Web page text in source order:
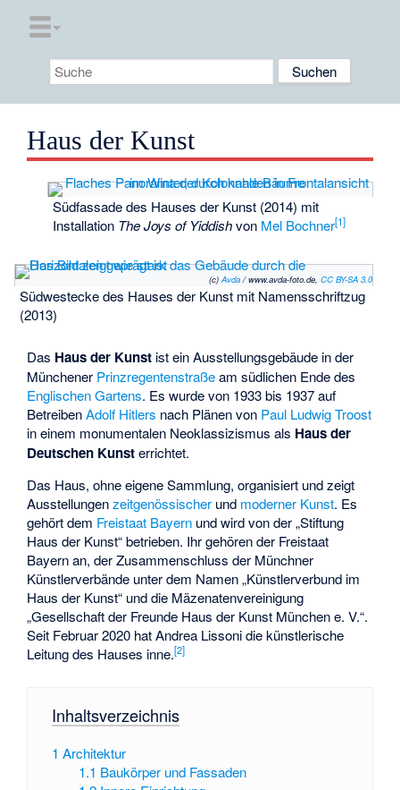
Haus der Kunst
Südfassade des Hauses der Kunst (2014) mit
Installation The Joys of Yiddishvon Mel Bochner[1]
(c)Avda/ www.avda-foto.de, CC BY-SA 3.0
Südwestecke des Hauses der Kunst mit Namensschriftzug
(2013)
Das Haus der Kunst ist ein Ausstellungsgebäude in der
Münchener Prinzregentenstraßeam südlichen Ende des
Englischen Gartens. Es wurde von 1933 bis 1937 auf
BetreibenAdolf Hitlers nach Plänen von Paul Ludwig Troost
in einem monumentalen Neoklassizismus als Haus der
Deutschen Kunsterrichtet.
Das Haus, ohne eigene Sammlung, organisiert und zeigt
Ausstellungenzeitgenössischer und moderner Kunst. Es
gehört dem Freistaat Bayern und wird von der „Stiftung
Haus der Kunst“ betrieben. Ihr gehören der Freistaat
Bayern an, der Zusammenschluss der Münchner
Künstlerverbände unter dem Namen „Künstlerverbund im
Haus der Kunst“ und die Mäzenatenvereinigung
„Gesellschaft der Freunde Haus der Kunst München e. V.“.
Seit Februar 2020 hatAndrea Lissonidie künstlerische
Leitung des Hauses inne.[2]
Inhaltsverzeichnis
1 Architektur
1.1 Baukörper und Fassaden